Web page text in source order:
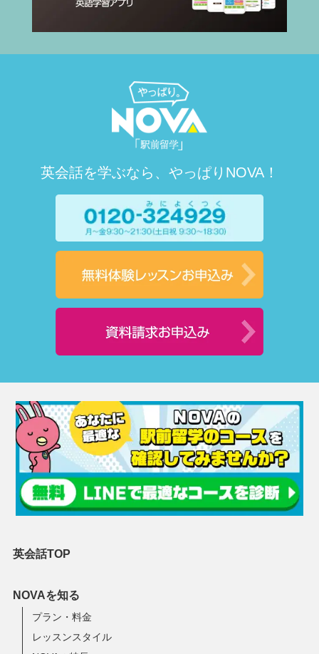
英会話を学ぶなら、やっぱりNOVA！
英会話TOP
NOVAを知る
プラン・料金
レッスンスタイル